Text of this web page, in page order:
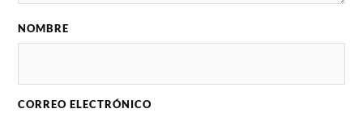
NOMBRE
CORREO ELECTRÓNICO